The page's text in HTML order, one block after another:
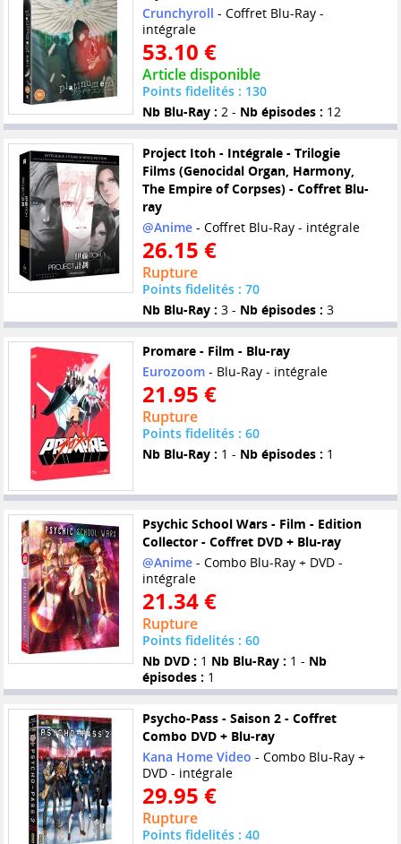
Crunchyroll - Coffret Blu-Ray -
intégrale
53.10 €
Article disponible
Points fidelités : 130
Nb Blu-Ray : 2 - Nb épisodes : 12
Project Itoh - Intégrale - Trilogie
Films (Genocidal Organ, Harmony,
The Empire of Corpses) - Coffret Blu-
ray
@Anime- Coffret Blu-Ray - intégrale
26.15 €
Rupture
Points fidelités : 70
Nb Blu-Ray : 3 - Nb épisodes : 3
Promare - Film - Blu-ray
Eurozoom- Blu-Ray - intégrale
21.95 €
Rupture
Points fidelités : 60
Nb Blu-Ray : 1 - Nb épisodes : 1
Psychic School Wars - Film - Edition
Collector - Coffret DVD + Blu-ray
@Anime- Combo Blu-Ray + DVD -
intégrale
21.34 €
Rupture
Points fidelités : 60
Nb DVD : 1 Nb Blu-Ray : 1 - Nb
épisodes : 1
Psycho-Pass - Saison 2 - Coffret
Combo DVD + Blu-ray
Kana Home Video - Combo Blu-Ray +
DVD - intégrale
29.95 €
Rupture
Points fidelités : 40